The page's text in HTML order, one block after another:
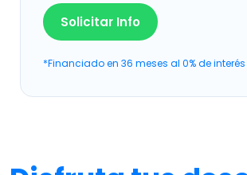
Solicitar Info
*Financiado en 36 meses al 0% de interés